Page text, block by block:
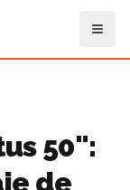
50":
de